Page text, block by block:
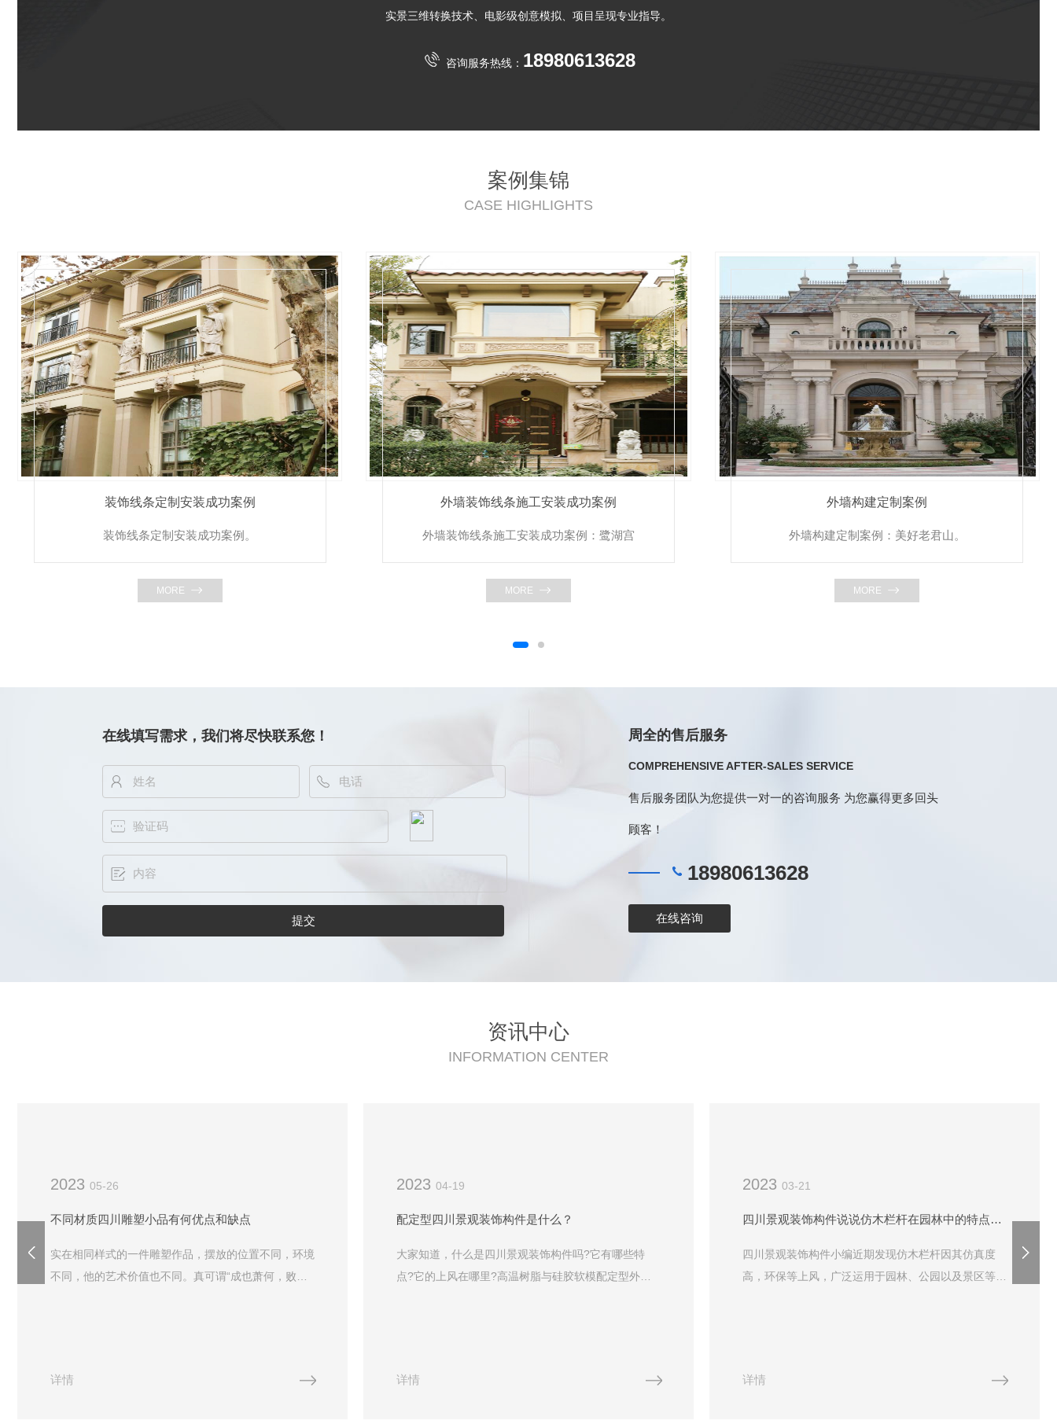
实景三维转换技术、电影级创意模拟、项目呈现专业指导。
咨询服务热线： 18980613628
案例集锦
CASE HIGHLIGHTS
装饰线条定制安装成功案例
装饰线条定制安装成功案例。
MORE
外墙装饰线条施工安装成功案例
外墙装饰线条施工安装成功案例：鹭湖宫
MORE
外墙构建定制案例
外墙构建定制案例：美好老君山。
MORE
在线填写需求，我们将尽快联系您！ 周全的售后服务
COMPREHENSIVE AFTER-SALES SERVICE
售后服务团队为您提供一对一的咨询服务 为您赢得更多回头
顾客！
18980613628
在线咨询
资讯中心
INFORMATION CENTER
2023 05-26
不同材质四川雕塑小品有何优点和缺点
实在相同样式的一件雕塑作品，摆放的位置不同，环境
不同，他的艺术价值也不同。真可谓“成也萧何，败也
详情
2023 04-19
配定型四川景观装饰构件是什么？
大家知道，什么是四川景观装饰构件吗?它有哪些特
点?它的上风在哪里?高温树脂与硅胶软模配定型外模
详情
2023 03-21
四川景观装饰构件说说仿木栏杆在园林中的特点所在！
四川景观装饰构件小编近期发现仿木栏杆因其仿真度
高，环保等上风，广泛运用于园林、公园以及景区等各
详情